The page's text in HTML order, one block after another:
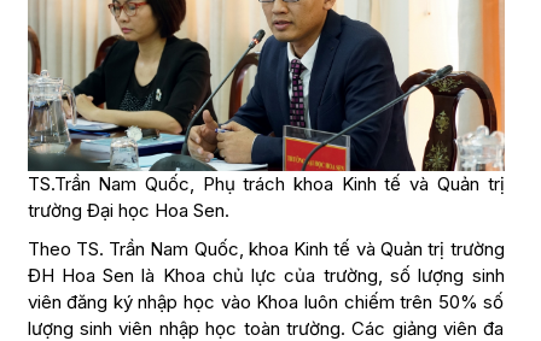
TS.Trần Nam Quốc, Phụ trách khoa Kinh tế và Quản trị
trường Đại học Hoa Sen.
Theo TS. Trần Nam Quốc, khoa Kinh tế và Quản trị trường
ĐH Hoa Sen là Khoa chủ lực của trường, số lượng sinh
viên đăng ký nhập học vào Khoa luôn chiếm trên 50% số
lượng sinh viên nhập học toàn trường. Các giảng viên đa